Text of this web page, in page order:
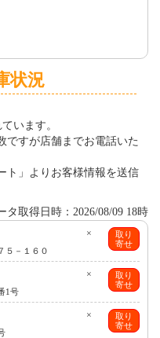
状況
います。
ですが店舗までお電話いた
ト」よりお客様情報を送信
タ取得日時：2026/08/09 18時
取り
寄せ
×
５－１６０
取り
寄せ
×
1号
取り
寄せ
×